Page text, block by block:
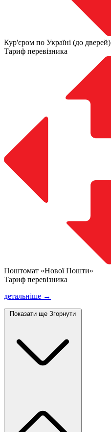
Кур'єром по Україні (до дверей)
Тариф перевізника
Поштомат «Нової Пошти»
Тариф перевізника
детальніше →
Показати ще Згорнути